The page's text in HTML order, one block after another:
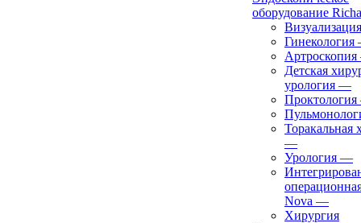
оборудование
Визуализация
Гинекология
Артроскопия
Детская
урология —
Проктология
Торакальная
—
Урология —
Nova —
Хирургия